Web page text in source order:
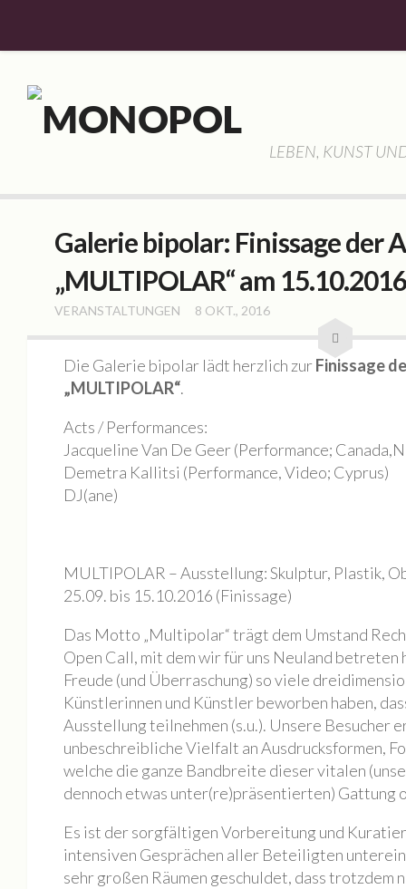
Aktuelles
Allgemein
Monopol
Geschichte
Vorstellung
Hassan Haddad
Frank Hauptvogel
Archiv
Buchlesung Atelier Maritta Brückner
BILDAUSWAHL 2022
Tag der Offenen Ateliers 2022
Nacht der Kunst 2022
Fotos Kultur im Dialog | SKULPTUREN + Schwingungen /
Die Geschichte eines Tiny House
BILDAUSWAHL 2021
MONOPOL Nacht der Kunst 2021
Jahresrückblick 2020
MONOPOL Sommerfest 2020
LEBEN, KUNST
Galerie bipolar: Finissage der
„MULTIPOLAR“ am 15.10.2016
VERANSTALTUNGEN 8 OKT., 2016
Die Galerie bipolar lädt herzlich zurFinissage
„MULTIPOLAR“.
Acts / Performances:
Jacqueline Van De Geer (Performance;
Demetra Kallitsi (Performance, Video; Cyprus)
DJ(ane)
MULTIPOLAR – Ausstellung: Skulptur, Plastik,
25.09. bis 15.10.2016 (Finissage)
Das Motto „Multipolar“ trägt dem Umstand
Open Call, mit dem wir für uns Neuland betreten
Freude (und Überraschung) so viele
Künstlerinnen und Künstler beworben haben,
Ausstellung teilnehmen (s.u.). Unsere Besucher
unbeschreibliche Vielfalt an Ausdrucksformen,
welche die ganze Bandbreite dieser vitalen
dennoch etwas unter(re)präsentierten) Gattung
Es ist der sorgfältigen Vorbereitung und
intensiven Gesprächen aller Beteiligten
sehr großen Räumen geschuldet, dass trotzdem